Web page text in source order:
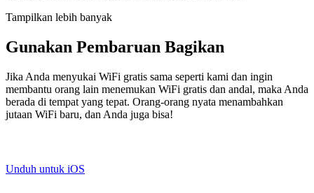
Tampilkan lebih banyak
Gunakan Pembaruan Bagikan
Jika Anda menyukai WiFi gratis sama seperti kami dan ingin
membantu orang lain menemukan WiFi gratis dan andal, maka Anda
berada di tempat yang tepat. Orang-orang nyata menambahkan
jutaan WiFi baru, dan Anda juga bisa!
Unduh untuk iOS